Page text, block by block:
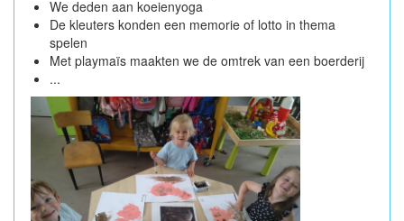
We deden aan koeienyoga
De kleuters konden een memorie of lotto in thema
spelen
Met playmaïs maakten we de omtrek van een boerderij
...